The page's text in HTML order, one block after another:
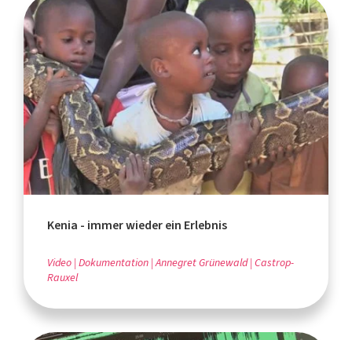
Kenia - immer wieder ein Erlebnis
Video Dokumentation Annegret Grünewald Castrop-
Rauxel